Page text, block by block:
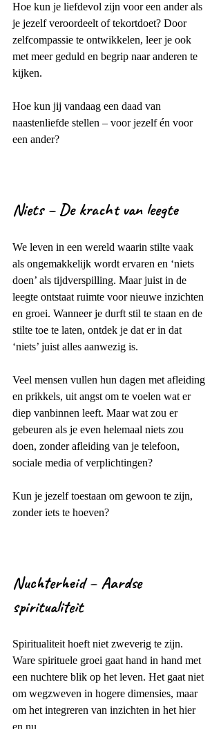
Hoe kun je liefdevol zijn voor een ander als
je jezelf veroordeelt of tekortdoet? Door
zelfcompassie te ontwikkelen, leer je ook
met meer geduld en begrip naar anderen te
kijken.
Hoe kun jij vandaag een daad van
naastenliefde stellen – voor jezelf én voor
een ander?
Niets – De kracht van leegte
We leven in een wereld waarin stilte vaak
als ongemakkelijk wordt ervaren en ‘niets
doen’ als tijdverspilling. Maar juist in de
leegte ontstaat ruimte voor nieuwe inzichten
en groei. Wanneer je durft stil te staan en de
stilte toe te laten, ontdek je dat er in dat
‘niets’ juist alles aanwezig is.
Veel mensen vullen hun dagen met afleiding
en prikkels, uit angst om te voelen wat er
diep vanbinnen leeft. Maar wat zou er
gebeuren als je even helemaal niets zou
doen, zonder afleiding van je telefoon,
sociale media of verplichtingen?
Kun je jezelf toestaan om gewoon te zijn,
zonder iets te hoeven?
Nuchterheid – Aardse
spiritualiteit
Spiritualiteit hoeft niet zweverig te zijn.
Ware spirituele groei gaat hand in hand met
een nuchtere blik op het leven. Het gaat niet
om wegzweven in hogere dimensies, maar
om het integreren van inzichten in het hier
en nu.